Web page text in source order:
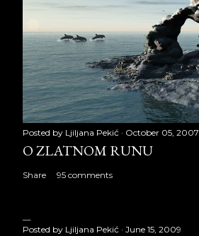
Posted by Ljiljana Pekić October 05, 2007
O ZLATNOM RUNU
Share 95 comments
Posted by Ljiljana Pekić June 15, 2009